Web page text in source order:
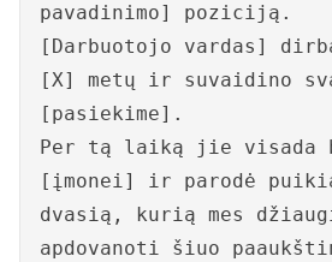
pavadinimo] poziciją.
[Darbuotojo vardas]
[X] metų ir suvaidino
[pasiekime].
Per tą laiką jie visada
[įmonei] ir parodė puikią
dvasią, kurią mes
apdovanoti šiuo